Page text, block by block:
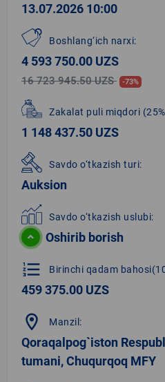
13.07.2026 10:00
Boshlang‘ich narxi:
4 593 750.00 UZS
16 723 945.50 UZS -73%
Zakalat puli miqdori
1 148 437.50 UZS
Savdo o‘tkazish turi:
Auksion
Savdo o‘tkazish uslubi:
Oshirib borish
format_list_numbered Birinchi qadam
459 375.00 UZS
location_on Manzil:
Qoraqalpog`iston
tumani, Chuqurqoq MFY